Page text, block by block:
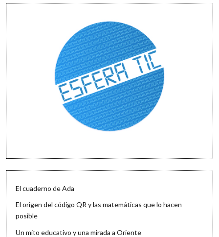
El cuaderno de Ada
El origen del código QR y las matemáticas que lo hacen
posible
Un mito educativo y una mirada a Oriente